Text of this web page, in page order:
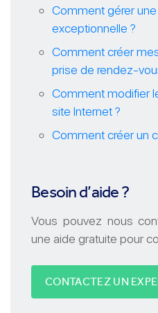
Comment gérer une
exceptionnelle ?
Comment créer
prise de rendez-
Comment modifier
site Internet ?
Comment créer un
Besoin d’aide ?
Vous pouvez nous
une aide gratuite pour
CONTACTEZ UN